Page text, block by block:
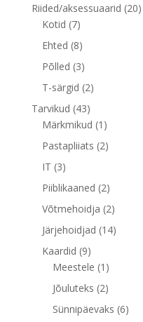
Riided/aksessuaarid 2020
Kotid 77
toodet
Ehted 88
toodet
Põlled 33
toodet
T-särgid 22
Tarvikud 4343
toodet
Märkmikud 1 1
toode
Pastapliiats 22
IT 33
toodet
Piiblikaaned 22
toodet
Võtmehoidja 22
toodet
Järjehoidjad 1414
Kaardid 99
toodet
Meestele 1 1
toode
Jõuluteks 22
toodet
Sünnipäevaks 66